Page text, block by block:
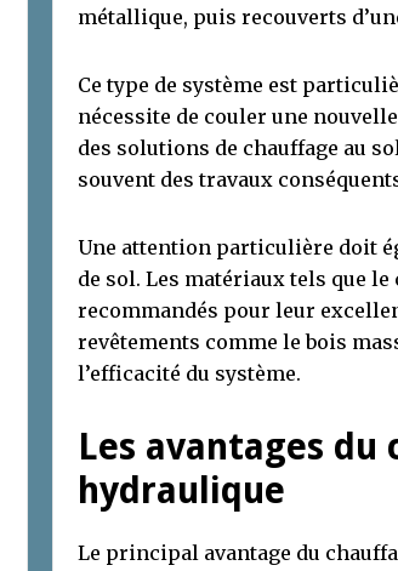
métallique, puis recouverts
Ce type de système est
nécessite de couler une
des solutions de chauffage au
souvent des travaux
Une attention particulière doit
de sol. Les matériaux tels que
recommandés pour leur
revêtements comme le bois
l’efficacité du système.
Les avantages du
hydraulique
Le principal avantage du